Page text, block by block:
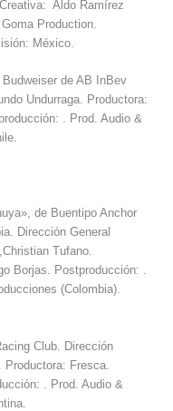
Aldo Ramírez
Production.
México.
de AB InBev
Undurraga. Productora:
. Prod. Audio &
de Buentipo Anchor
Dirección General
Tufano.
Borjas. Postproducción: .
(Colombia).
Club. Dirección
Fresca.
. Prod. Audio &